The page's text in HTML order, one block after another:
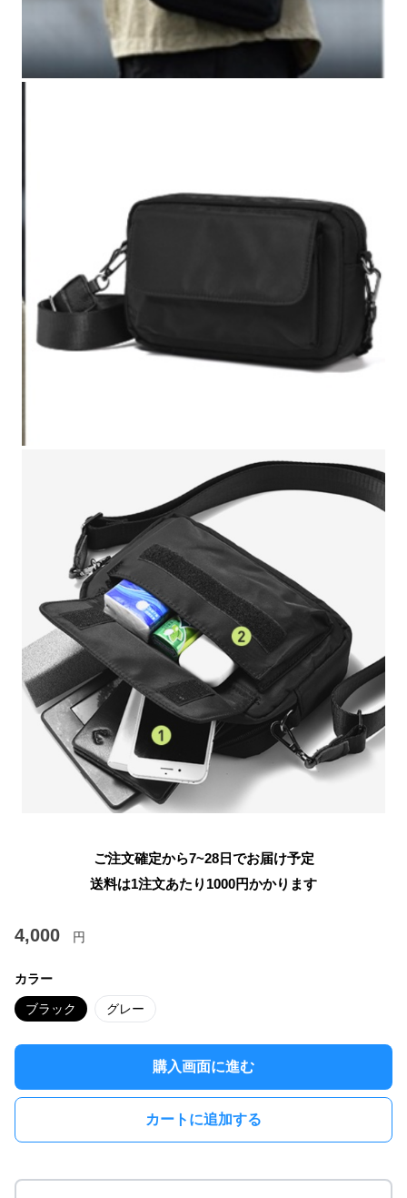
ご注文確定から7~28日でお届け予定
送料は1注文あたり 1000円かかります
4,000 円
カラー
ブラック グレー
購入画面に進む
カートに追加する